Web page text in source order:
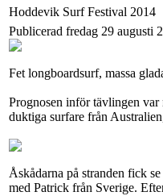
Hoddevik Surf Festival 2014
Publicerad fredag 29 augusti
Fet longboardsurf, massa
Prognosen inför tävlingen
duktiga surfare från
Åskådarna på stranden fick
med Patrick från Sverige.